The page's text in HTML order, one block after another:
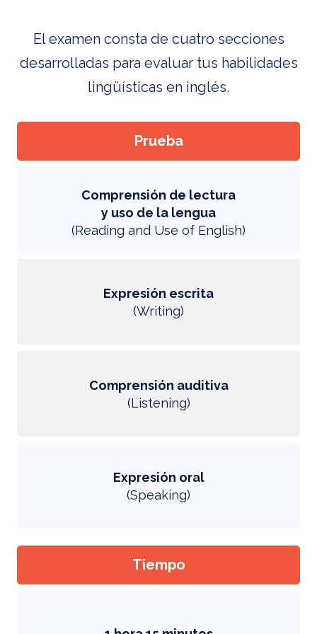
El examen consta de cuatro secciones
desarrolladas para evaluar tus habilidades
lingüísticas en inglés.
Prueba
Comprensión de lectura
y uso de la lengua
(Reading and Use of English)
Expresión escrita
(Writing)
Comprensión auditiva
(Listening)
Expresión oral
(Speaking)
Tiempo